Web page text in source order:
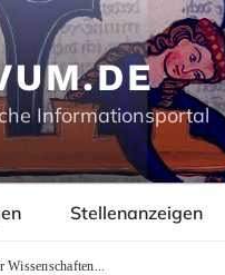
Informationsportal
Stellenanzeigen
Wissenschaften...